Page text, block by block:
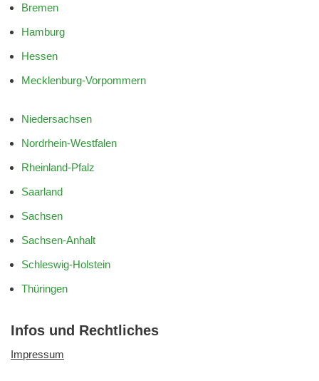
Bremen
Hamburg
Hessen
Mecklenburg-Vorpommern
Niedersachsen
Nordrhein-Westfalen
Rheinland-Pfalz
Saarland
Sachsen
Sachsen-Anhalt
Schleswig-Holstein
Thüringen
Infos und Rechtliches
Impressum